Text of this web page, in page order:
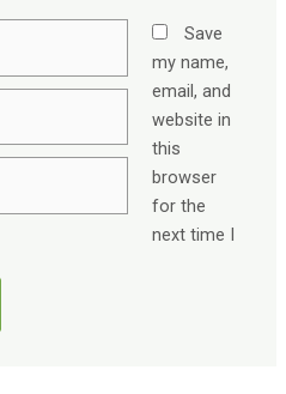
Save
my name,
email, and
website in
this
browser
for the
next time I